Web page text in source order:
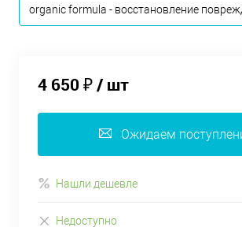
organic formula - восстановление
4 650 ₽/ шт
Ожидаем
Нашли дешевле
Недоступно